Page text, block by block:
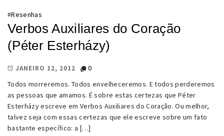
#Resenhas
Verbos Auxiliares do Coração
(Péter Esterházy)
JANEIRO 12, 2012
0
Todos morreremos. Todos envelheceremos. E todos perderemos
as pessoas que amamos. É sobre estas certezas que Péter
Esterházy escreve em Verbos Auxiliares do Coração. Ou melhor,
talvez seja com essas certezas que ele escreve sobre um fato
bastante específico: a […]